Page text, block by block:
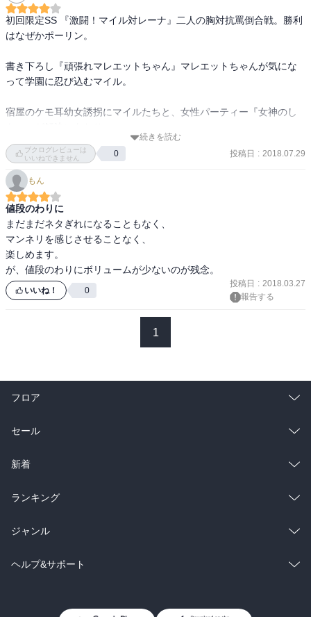
初回限定SS 『激闘！マイル対レーナ』二人の胸対抗罵倒合戦。勝利
はなぜかポーリン。
書き下ろし『頑張れマレエットちゃん』マレエットちゃんが気にな
って学園に忍び込むマイル。
宿屋のケモ耳幼女誘拐にマイルたちと、女性パーティー『女神のし
続きを読む
ブクログレビューは
いいねできません
0 投稿日 : 2018.07.29
もん
値段のわりに
まだまだネタぎれになることもなく、
マンネリを感じさせることなく、
楽しめます。
が、値段のわりにボリュームが少ないのが残念。
いいね！ 0
投稿日 : 2018.03.27
報告する
1
フロア
総合
ラノベ
雑誌・グラビア
BL・TL
セール
総合
ラノベ
雑誌・グラビア
BL・TL
新着
総合
ラノベ
雑誌・グラビア
ランキング
総合
ラノベ
ジャンル
コミック
ヘルプ&サポート